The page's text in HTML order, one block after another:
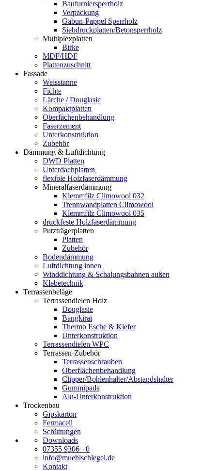
Baufurniersperrholz
Verpackung
Gabun-Pappel Sperrholz
Siebdruckplatten/Betonsperrholz
Multiplexplatten
Birke
MDF/HDF
Plattenzuschnitt
Fassade
Weisstanne
Fichte
Lärche / Douglasie
Kompaktplatten
Oberfächenbehandlung
Faserzement
Unterkonstruktion
Zubehör
Dämmung & Luftdichtung
DWD Platten
Unterdachplatten
flexible Holzfaserdämmung
Mineralfaserdämmung
Klemmfilz Climowool 032
Trennwandplatten Climowool
Klemmfilz Climowool 035
druckfeste Holzfaserdämmung
Putzträgerplatten
Platten
Zubehör
Bodendämmung
Luftdichtung innen
Winddichtung & Schalungsbahnen außen
Klebetechnik
Terrassenbeläge
Terrassendielen Holz
Douglasie
Bangkirai
Thermo Esche & Kiefer
Unterkonstruktion
Terrassendielen WPC
Terrassen-Zubehör
Terrassenschrauben
Oberflächenbehandlung
Clipper/Bohlenhalter/Abstandshalter
Gummipads
Alu-Unterkonstruktion
Trockenbau
Gipskarton
Fermacell
Schüttungen
Downloads
07355 9306 - 0
info@muehlschlegel.de
Kontakt